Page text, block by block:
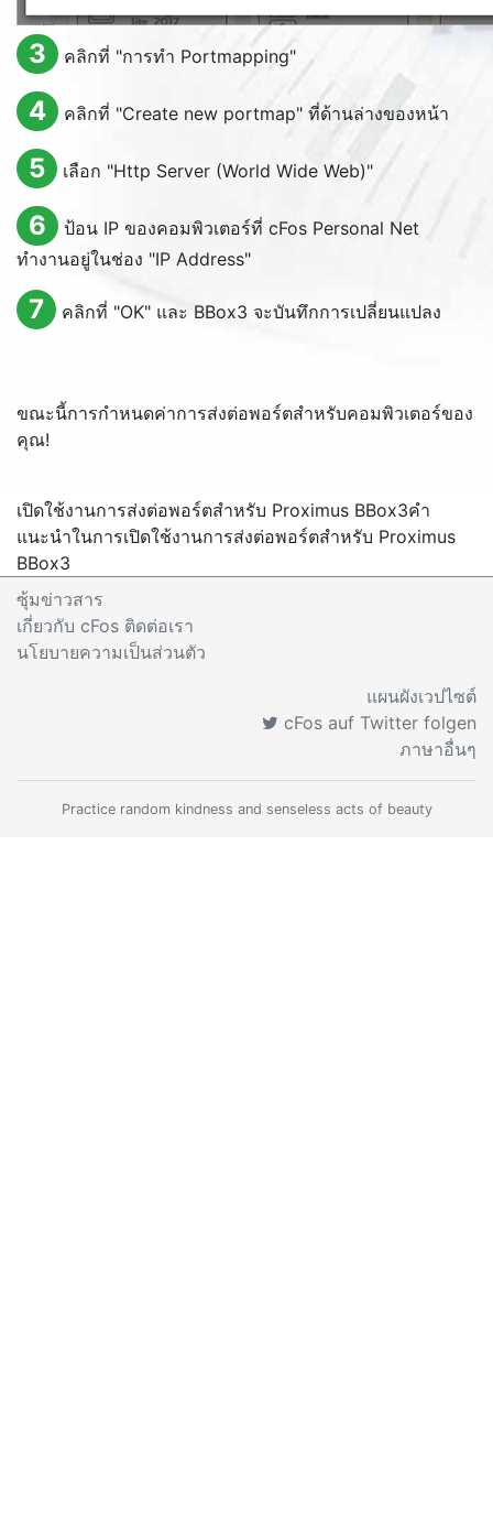
3 คลิกที่ "การทำ Portmapping"
4 คลิกที่ "Create new portmap" ที่ด้านล่างของหน้า
5 เลือก "Http Server (World Wide Web)"
6
ป้อน IP ของคอมพิวเตอร์ที่ cFos Personal Net
ทำงานอยู่ในช่อง "IP Address"
7 คลิกที่ "OK" และ BBox3 จะบันทึกการเปลี่ยนแปลง
ขณะนี้การกำหนดค่าการส่งต่อพอร์ตสำหรับคอมพิวเตอร์ของ
คุณ!
เปิดใช้งานการส่งต่อพอร์ตสำหรับ Proximus BBox3คำ
แนะนำในการเปิดใช้งานการส่งต่อพอร์ตสำหรับ Proximus
BBox3
ซุ้มข่าวสาร
เกี่ยวกับ cFos ติดต่อเรา
นโยบายความเป็นส่วนตัว
แผนผังเวปไซต์
cFos auf Twitter folgen
ภาษาอื่นๆ
Practice random kindness and senseless acts of beauty